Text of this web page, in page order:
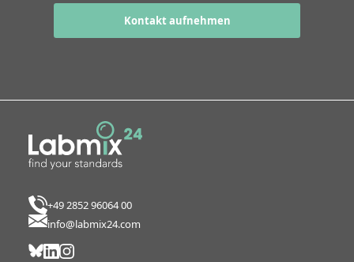
Kontakt aufnehmen
+49 2852 96064 00
info@labmix24.com